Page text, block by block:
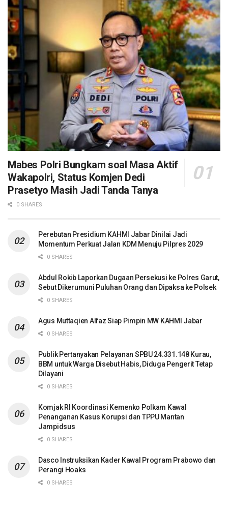
Mabes Polri Bungkam soal Masa Aktif
Wakapolri, Status Komjen Dedi
Prasetyo Masih Jadi Tanda Tanya
0 SHARES
Perebutan Presidium KAHMI Jabar Dinilai Jadi
Momentum Perkuat Jalan KDM Menuju Pilpres 2029
0 SHARES
Abdul Rokib Laporkan Dugaan Persekusi ke Polres Garut,
Sebut Dikerumuni Puluhan Orang dan Dipaksa ke Polsek
0 SHARES
Agus Muttaqien Alfaz Siap Pimpin MW KAHMI Jabar
0 SHARES
Publik Pertanyakan Pelayanan SPBU 24.331.148 Kurau,
BBM untuk Warga Disebut Habis, Diduga Pengerit Tetap
Dilayani
0 SHARES
Komjak RI Koordinasi Kemenko Polkam Kawal
Penanganan Kasus Korupsi dan TPPU Mantan
Jampidsus
0 SHARES
Dasco Instruksikan Kader Kawal Program Prabowo dan
Perangi Hoaks
0 SHARES